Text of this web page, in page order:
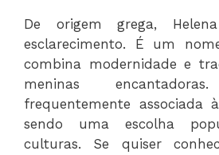
De origem grega,
esclarecimento. É um
combina modernidade e
meninas
frequentemente associada
sendo uma escolha
culturas. Se quiser